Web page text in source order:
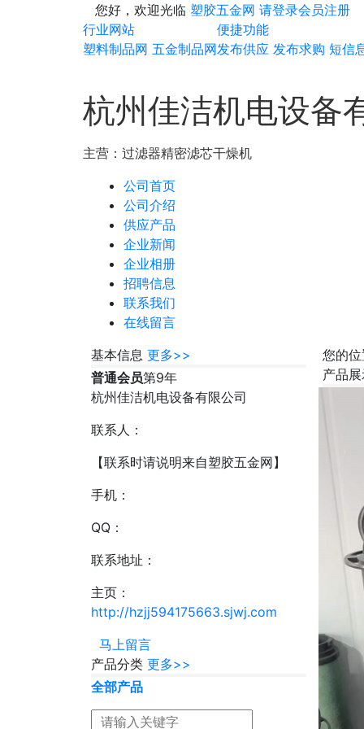
您好，欢迎光临 塑胶五金网 请登录会员注册
行业网站
塑料制品网 五金制品网
便捷功能
发布供应 发布求购 短信
杭州佳洁机电设备
主营： 过滤器精密滤芯干燥机
公司首页
公司介绍
供应产品
企业新闻
企业相册
招聘信息
联系我们
在线留言
基本信息 更多>>
普通会员第9年
杭州佳洁机电设备有限公司
联系人：
【联系时请说明来自塑胶五金网】
手机：
QQ：
联系地址：
主页：
http://hzjj594175663.sjwj.com
马上留言
产品分类 更多>>
全部产品
您的
产品